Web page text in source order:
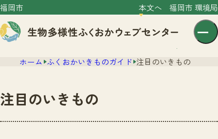
福岡市 本文へ 福岡市 環境局
センター紹介
ホーム ふくおかいきものガイド 注目のいきもの
注目のいきもの